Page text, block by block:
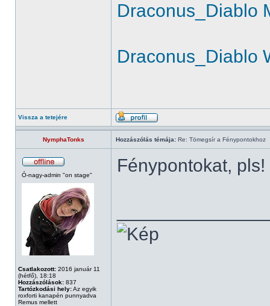
Draconus_Diablo
Draconus_Diablo
Vissza a tetejére
NymphaTonks Hozzászólás témája: Re: Tömegsír a Fénypontokhoz
Ó-nagy-admin "on stage"
Csatlakozott: 2016 január 11
(hétfő), 18:18
Hozzászólások: 837
Tartózkodási hely:Az egyik
roxforti kanapén punnyadva
Remus mellett
Fénypontokat, pls!